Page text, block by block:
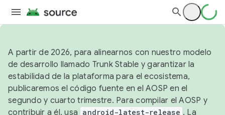
A partir de 2026, para alinearnos con nuestro modelo
de desarrollo llamado Trunk Stable y garantizar la
estabilidad de la plataforma para el ecosistema,
publicaremos el código fuente en el AOSP en el
segundo y cuarto trimestre. Para compilar el AOSP y
contribuir a él, usa android-latest-release . La